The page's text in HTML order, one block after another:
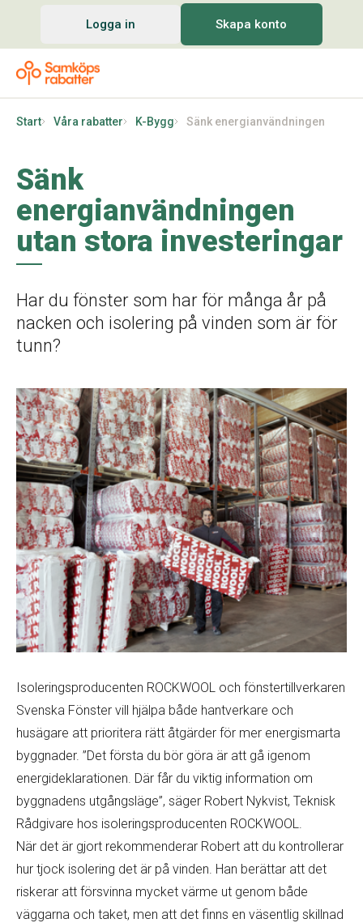
Logga in Skapa konto
Start Våra rabatter K-Bygg Sänk energianvändningen
Sänk
energianvändningen
utan stora investeringar
Har du fönster som har för många år på
nacken och isolering på vinden som är för
tunn?
Isoleringsproducenten ROCKWOOL och fönstertillverkaren
Svenska Fönster vill hjälpa både hantverkare och
husägare att prioritera rätt åtgärder för mer energismarta
byggnader. ”Det första du bör göra är att gå igenom
energideklarationen. Där får du viktig information om
byggnadens utgångsläge”, säger Robert Nykvist, Teknisk
Rådgivare hos isoleringsproducenten ROCKWOOL.
När det är gjort rekommenderar Robert att du kontrollerar
hur tjock isolering det är på vinden. Han berättar att det
riskerar att försvinna mycket värme ut genom både
väggarna och taket, men att det finns en väsentlig skillnad